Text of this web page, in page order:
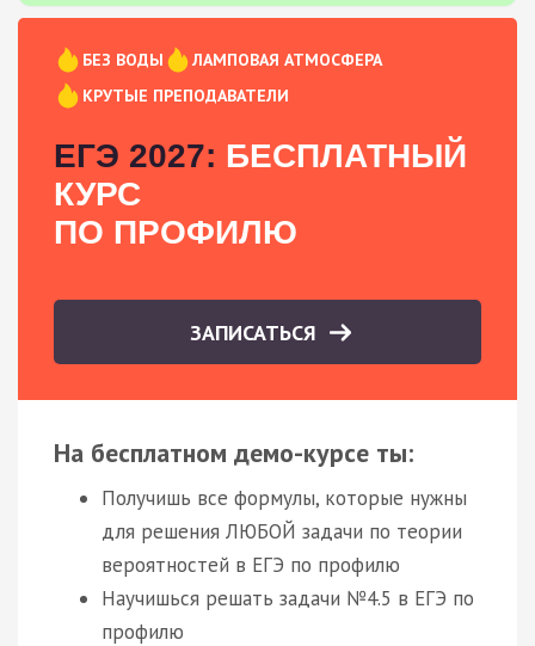
БЕЗ ВОДЫ
ЛАМПОВАЯ АТМОСФЕРА
КРУТЫЕ ПРЕПОДАВАТЕЛИ
ЕГЭ 2027: БЕСПЛАТНЫЙ
КУРС
ПО ПРОФИЛЮ
ЗАПИСАТЬСЯ
На бесплатном демо-курсе ты:
Получишь все формулы, которые нужны
для решения ЛЮБОЙ задачи по теории
вероятностей в ЕГЭ по профилю
Научишься решать задачи №4.5 в ЕГЭ по
профилю